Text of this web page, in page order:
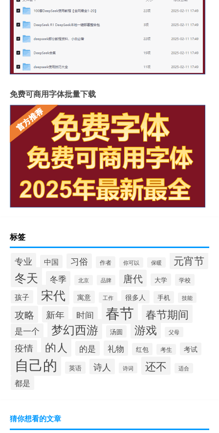
免费可商用字体批量下载
标签
专业 中国 习俗 作者 你可以 保暖 元宵节
冬天 冬季 北京 品牌 唐代 大学 学校
孩子 宋代 寓意 工作 很多人 手机 技能
攻略 新年 时间 春节 春节期间
是一个 梦幻西游 汤圆 游戏 父母
疫情 的人 的是 礼物 红包 考生 考试
自己的 英语 诗人 诗词 还不 适合
都是
猜你想看的文章